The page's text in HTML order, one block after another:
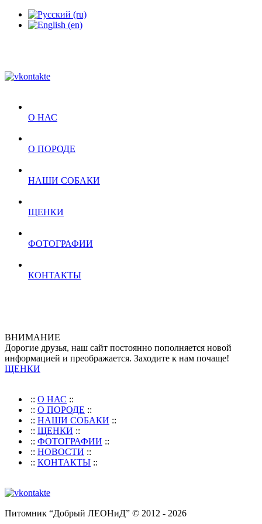
О НАС
О ПОРОДЕ
НАШИ СОБАКИ
ЩЕНКИ
ФОТОГРАФИИ
КОНТАКТЫ
ВНИМАНИЕ
Дорогие друзья, наш сайт постоянно пополняется новой
информацией и преображается. Заходите к нам почаще!
ЩЕНКИ
:: О НАС ::
:: О ПОРОДЕ ::
:: НАШИ СОБАКИ ::
:: ЩЕНКИ ::
:: ФОТОГРАФИИ ::
:: НОВОСТИ ::
:: КОНТАКТЫ ::
Питомник “Добрый ЛЕОНиД” © 2012 - 2026